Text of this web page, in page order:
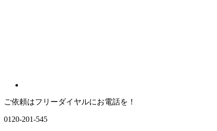
ご依頼はフリーダイヤルにお電話を！
0120-201-545